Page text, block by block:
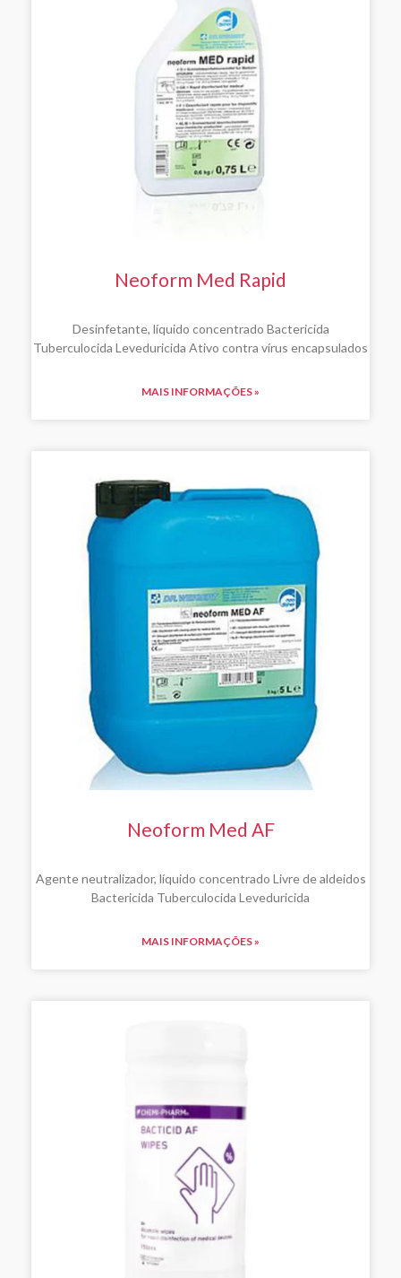
Neoform Med Rapid
Desinfetante, líquido concentrado Bactericida
Tuberculocida Leveduricida Ativo contra vírus encapsulados
MAIS INFORMAÇÕES »
Neoform Med AF
Agente neutralizador, líquido concentrado Livre de aldeidos
Bactericida Tuberculocida Leveduricida
MAIS INFORMAÇÕES »